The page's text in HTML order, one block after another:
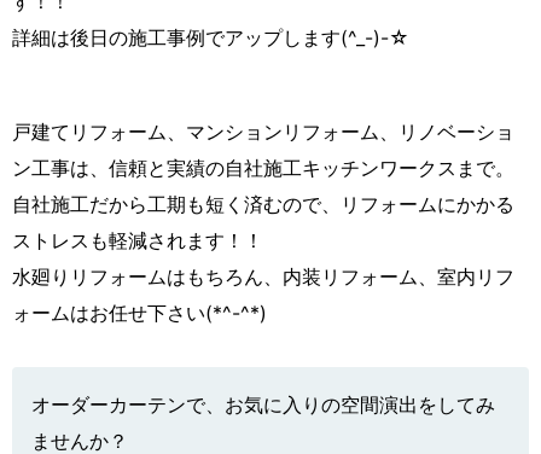
詳細は後日の施工事例でアップします(^_-)-☆
戸建てリフォーム、マンションリフォーム、リノベーショ
ン工事は、信頼と実績の自社施工キッチンワークスまで。
自社施工だから工期も短く済むので、リフォームにかかる
ストレスも軽減されます！！
水廻りリフォームはもちろん、内装リフォーム、室内リフ
ォームはお任せ下さい(*^-^*)
オーダーカーテンで、お気に入りの空間演出をしてみ
ませんか？